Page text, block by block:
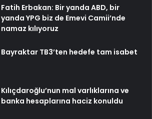
Fatih Erbakan: Bir yanda ABD, bir
yanda YPG biz de Emevi Camii’nde
namaz kılıyoruz
Bayraktar TB3’ten hedefe tam isabet
Kılıçdaroğlu’nun mal varlıklarına ve
banka hesaplarına haciz konuldu